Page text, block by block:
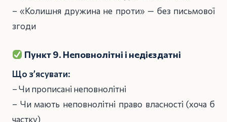
– «Колишня дружина не проти» — без письмової
згоди
Пункт 9. Неповнолітні і недієздатні
Що з’ясувати:
– Чи прописані неповнолітні
– Чи мають неповнолітні право власності (хоча б
частку)